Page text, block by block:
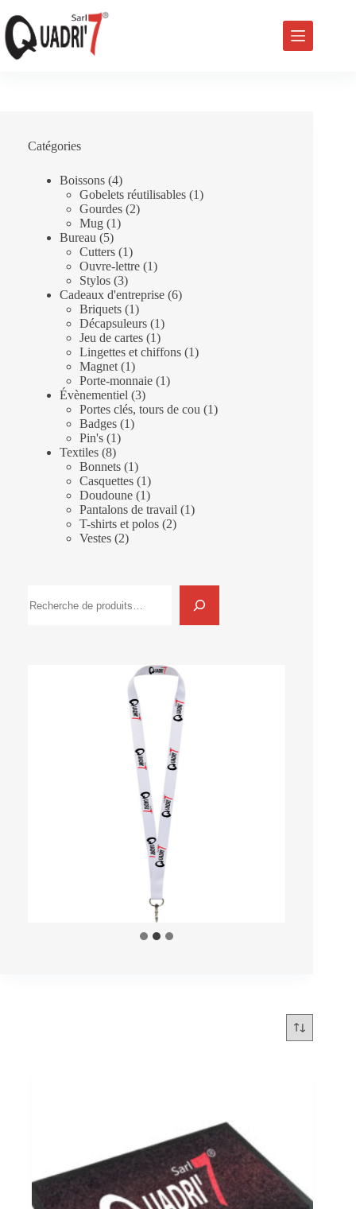
au
contenu
Catégories
Boissons 44
produits
Gobelets réutilisables 11
Gourdes 22
Mug 11
Bureau 55
produits
Cutters 11
produit
Ouvre-lettre 11
Stylos 33
produits
Cadeaux d'entreprise 66
Briquets 11
produit
Décapsuleurs 11
produit
Jeu de cartes 11
produit
Lingettes et chiffons 11
Magnet 11
produit
Porte-monnaie 11
Évènementiel 33
produits
Portes clés, tours de cou 11
Badges 11
Pin's 11
Textiles 88
produits
Bonnets 11
produit
Casquettes 11
produit
Doudoune 11
produit
Pantalons de travail 11
T-shirts et polos 22
Vestes 22